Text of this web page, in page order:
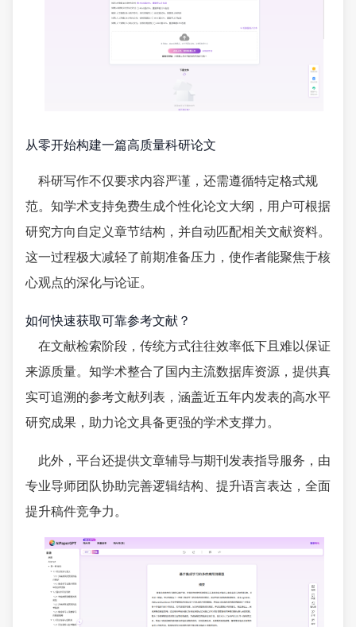
从零开始构建一篇高质量科研论文
科研写作不仅要求内容严谨，还需遵循特定格式规
范。知学术支持免费生成个性化论文大纲，用户可根据
研究方向自定义章节结构，并自动匹配相关文献资料。
这一过程极大减轻了前期准备压力，使作者能聚焦于核
心观点的深化与论证。
如何快速获取可靠参考文献？
在文献检索阶段，传统方式往往效率低下且难以保证
来源质量。知学术整合了国内主流数据库资源，提供真
实可追溯的参考文献列表，涵盖近五年内发表的高水平
研究成果，助力论文具备更强的学术支撑力。
此外，平台还提供文章辅导与期刊发表指导服务，由
专业导师团队协助完善逻辑结构、提升语言表达，全面
提升稿件竞争力。